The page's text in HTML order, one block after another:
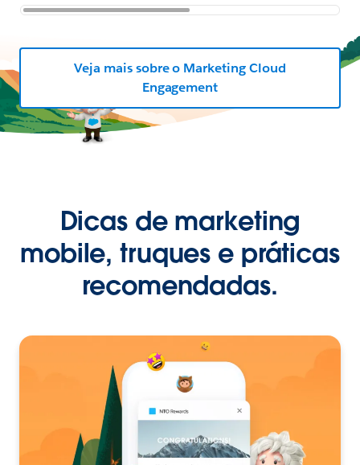
Veja mais sobre o Marketing Cloud
Engagement
Dicas de marketing
mobile, truques e práticas
recomendadas.